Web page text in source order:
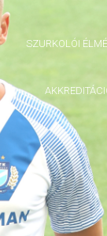
SZURKOLÓI